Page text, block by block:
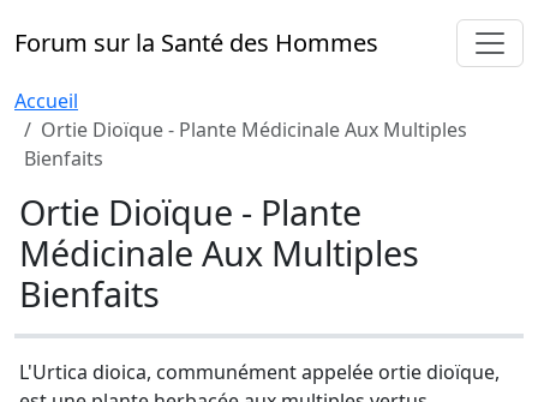
Forum sur la Santé des Hommes
Accueil
Ortie Dioïque - Plante Médicinale Aux Multiples
Bienfaits
Ortie Dioïque - Plante
Médicinale Aux Multiples
Bienfaits
L'Urtica dioica, communément appelée ortie dioïque,